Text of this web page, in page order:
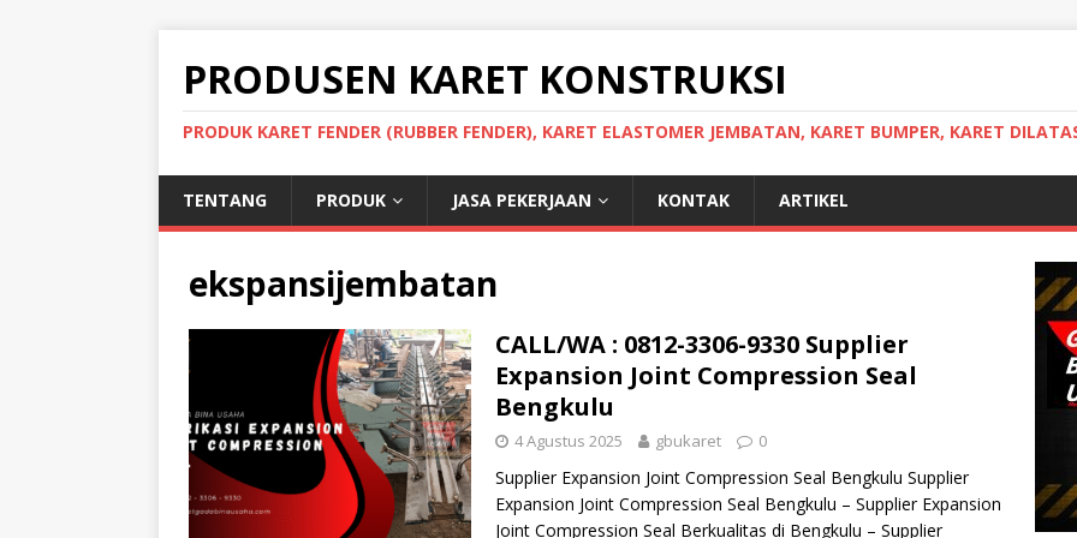
PRODUSEN KARET KONSTRUKSI
PRODUK KARET FENDER (RUBBER FENDER), KARET ELASTOMER JEMBATAN, KARET BUMPER, KARET
TENTANG PRODUK JASA PEKERJAAN KONTAK ARTIKEL
ekspansijembatan
CALL/WA : 0812-3306-9330 Supplier
Expansion Joint Compression Seal
Bengkulu
4 Agustus 2025 gbukaret 0
Supplier Expansion Joint Compression Seal Bengkulu Supplier
Expansion Joint Compression Seal Bengkulu – Supplier Expansion
Joint Compression Seal Berkualitas di Bengkulu – Supplier